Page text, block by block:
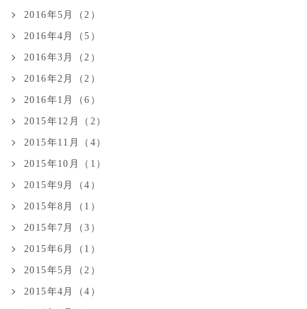
2016年5月（2）
2016年4月（5）
2016年3月（2）
2016年2月（2）
2016年1月（6）
2015年12月（2）
2015年11月（4）
2015年10月（1）
2015年9月（4）
2015年8月（1）
2015年7月（3）
2015年6月（1）
2015年5月（2）
2015年4月（4）